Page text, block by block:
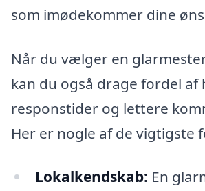
som imødekommer dine
Når du vælger en
kan du også drage fordel af
responstider og lettere
Her er nogle af de vigtigste
Lokalkendskab: En